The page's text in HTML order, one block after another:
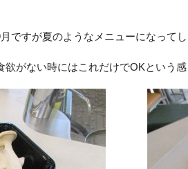
ですが夏のようなメニューになって
欲がない時にはこれだけでOKという